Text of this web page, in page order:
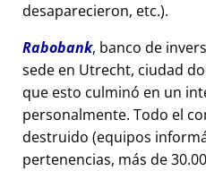
desaparecieron, etc.).
Rabobank, banco de
sede en Utrecht, ciudad
que esto culminó en un
personalmente. Todo el
destruido (equipos
pertenencias, más de